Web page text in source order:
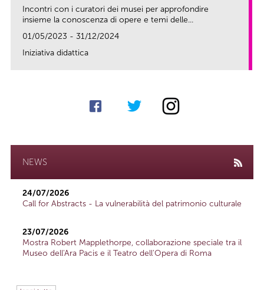
Incontri con i curatori dei musei per approfondire
insieme la conoscenza di opere e temi delle...
01/05/2023 - 31/12/2024
Iniziativa didattica
NEWS
24/07/2026
Call for Abstracts - La vulnerabilità del patrimonio culturale
23/07/2026
Mostra Robert Mapplethorpe, collaborazione speciale tra il
Museo dell'Ara Pacis e il Teatro dell'Opera di Roma